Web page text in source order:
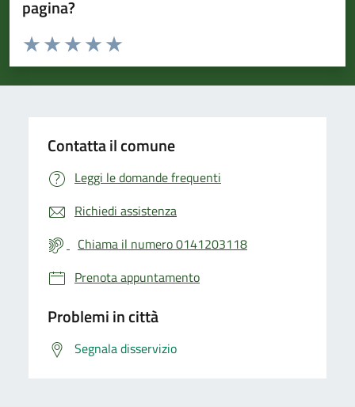
pagina?
Valuta da 1 a 5 stelle la pagina
Valuta 5 stelle su 5
Valuta 4 stelle su 5
Valuta 3 stelle su 5
Valuta 2 stelle su 5
Valuta 1 stelle su 5
Contatta il comune
Leggi le domande frequenti
Richiedi assistenza
Chiama il numero 0141203118
Prenota appuntamento
Problemi in città
Segnala disservizio